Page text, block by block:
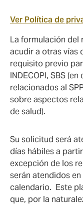
Ver Política de
La formulación del
acudir a otras vías
requisito previo
INDECOPI, SBS
relacionados al
sobre aspectos
de salud).
Su solicitud será
días hábiles a
excepción de los
serán atendidos en
calendario. Este
que, por la